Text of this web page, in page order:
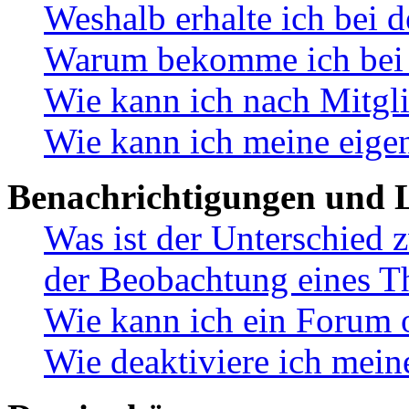
Weshalb erhalte ich bei
Warum bekomme ich
Wie kann ich nach
Wie kann ich meine
Benachrichtigungen und
Was ist der Unterschied
der Beobachtung eines
Wie kann ich ein Forum
Wie deaktiviere ich